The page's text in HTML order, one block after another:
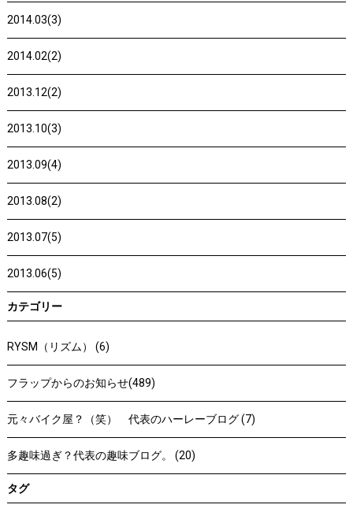
2014.03(3)
2014.02(2)
2013.12(2)
2013.10(3)
2013.09(4)
2013.08(2)
2013.07(5)
2013.06(5)
カテゴリー
RYSM（リズム） (6)
フラップからのお知らせ(489)
元々バイク屋？（笑） 代表のハーレーブログ (7)
多趣味過ぎ？代表の趣味ブログ。 (20)
タグ